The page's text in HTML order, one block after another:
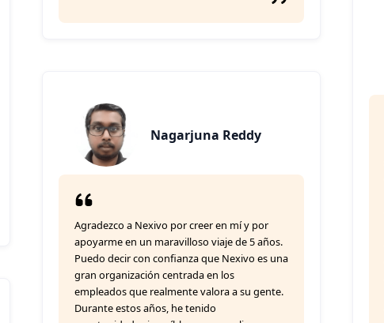
Nagarjuna Reddy
Agradezco a Nexivo por creer en mí y por
apoyarme en un maravilloso viaje de 5 años.
Puedo decir con confianza que Nexivo es una
gran organización centrada en los
empleados que realmente valora a su gente.
Durante estos años, he tenido